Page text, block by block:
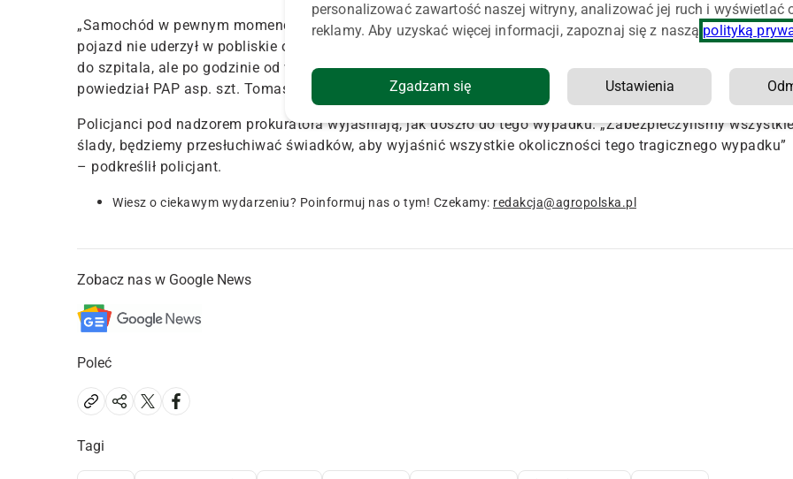
„Samochód w pewnym momencie zaczął się staczać z niewielkiej górki. Kobieta chciała zapobiec temu,
pojazd nie uderzył w pobliskie ogrodzenie.
Niestety, 66-latka została przygnieciona przez samochód. Trafiła
do szpitala, ale po godzinie od wypadku otrzymaliśmy informację, że jej życia nie udało się uratować” –
powiedział PAP asp. szt. Tomasz Piwowarski z Komendy Powiatowej Policji w Busku-Zdroju.
Policjanci pod nadzorem prokuratora wyjaśniają, jak doszło do tego wypadku. „Zabezpieczyliśmy
ślady, będziemy przesłuchiwać świadków, aby wyjaśnić wszystkie okoliczności tego tragicznego wypadku”
– podkreślił policjant.
Wiesz o ciekawym wydarzeniu? Poinformuj nas o tym! Czekamy: redakcja@agropolska.pl
Zobacz nas w Google News
Poleć
Tagi
personalizować zawartość naszej witryny, analizować jej ruch i wyświetlać
reklamy. Aby uzyskać więcej informacji, zapoznaj się z naszą polityką
Zgadzam się Ustawienia